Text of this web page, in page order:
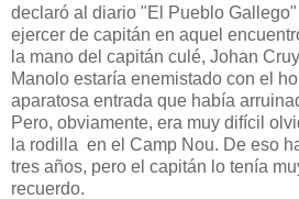
declaró al diario "El Pueblo
ejercer de capitán en aquel
la mano del capitán culé, Johan
Manolo estaría enemistado con el
aparatosa entrada que había
Pero, obviamente, era muy difícil
la rodilla en el Camp Nou. De eso
tres años, pero el capitán lo tenía
recuerdo.